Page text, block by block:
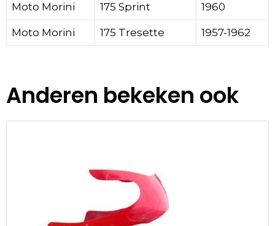
Moto Morini 175 Sprint 1960
Moto Morini 175 Tresette 1957-1962
Anderen bekeken ook